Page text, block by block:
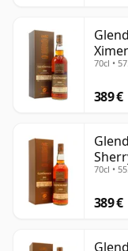
años
70cl •
389 €
70cl •
389 €